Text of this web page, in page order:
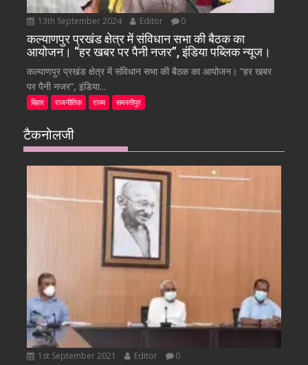
13th September 2024 Editor 0
कल्याणपुर प्रखंड क्षेत्र में संविधान सभा की बैठक का
आयोजन। “हर खबर पर पैनी नजर”, इंडिया पब्लिक न्यूज।
कल्याणपुर प्रखंड क्षेत्र में संविधान सभा की बैठक का आयोजन। “हर खबर
पर पैनी नजर”, इंडिया...
बिहार राजनीतिक राज्य समस्तीपुर
टैकनोलजी
1st September 2021 Editor 0